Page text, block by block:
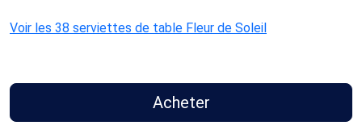
Voir les 38 serviettes de table Fleur de Soleil
Acheter